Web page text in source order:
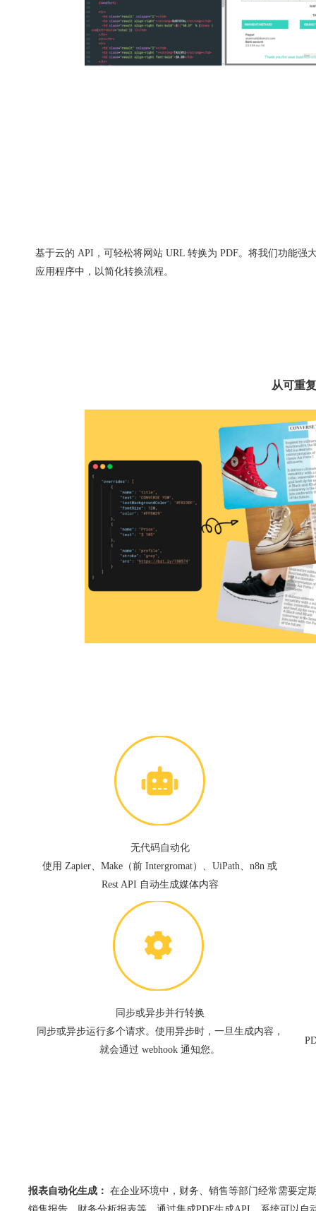
基于云的 API，可轻松将网站 URL 转换为 PDF。将我们功能强
应用程序中，以简化转换流程。
从可重
无代码自动化
使用 Zapier、Make（前 Intergromat）、UiPath、n8n 或
Rest API 自动生成媒体内容
同步或异步并行转换
同步或异步运行多个请求。使用异步时，一旦生成内容，
就会通过 webhook 通知您。
报表自动化生成： 在企业环境中，财务、销售等部门经常需要定